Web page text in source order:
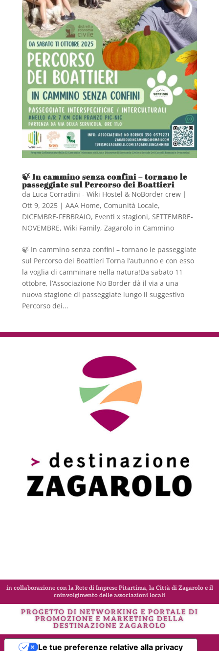
🍃 In cammino senza confini – tornano le
passeggiate sul Percorso dei Boattieri
da Luca Corradini - Wiki Hostel & NoBorder crew|
Ott 9, 2025| AAA Home, Comunità Locale,
DICEMBRE-FEBBRAIO, Eventi x stagioni, SETTEMBRE-
NOVEMBRE, Wiki Family, Zagarolo in Cammino
🍃 In cammino senza confini – tornano le passeggiate
sul Percorso dei Boattieri Torna l’autunno e con esso
la voglia di camminare nella natura!Da sabato 11
ottobre, l’Associazione No Border dà il via a una
nuova stagione di passeggiate lungo il suggestivo
Percorso dei...
in collaborazione con la Rete di Imprese Pitartima, la Città di Zagarolo e il
coinvolgimento delle associazioni locali
PROGETTO DI NETWORKING E PORTALE DI
PROMOZIONE E MARKETING DELLA
DESTINAZIONE ZAGAROLO
Le tue preferenze relative alla privacy